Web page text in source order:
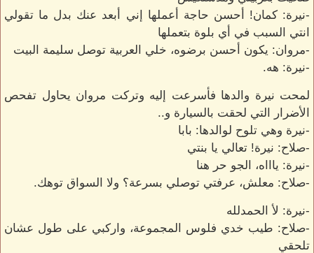
-نيرة: كمان! أحسن حاجة أعملها إني أبعد عنك بدل ما تقولي
انتي السبب في أي بلوة بتعملها
-مروان: يكون أحسن برضوه، خلي العربية توصل سليمة البيت
-نيرة: هه.
لمحت نيرة والدها فأسرعت إليه وتركت مروان يحاول تفحص
الأضرار التي لحقت بالسيارة و..
-نيرة وهي تلوح لوالدها: بابا
-صلاح: نيرة! تعالي يا بنتي
-نيرة: ياااه، الجو حر هنا
-صلاح: معلش، عرفتي توصلي بسرعة؟ ولا السواق توهك.
-نيرة: لأ الحمدلله
-صلاح: طيب خدي فلوس المجموعة، واركبي على طول عشان
تلحقي